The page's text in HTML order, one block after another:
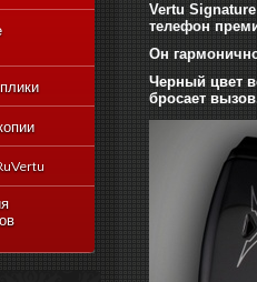
Астер)
V
lizard-
touch
Vertu
телефон
Он
Черный цвет
бросает